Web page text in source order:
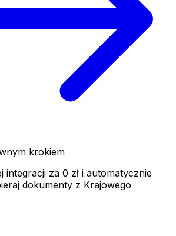
krokiem
integracji za 0 zł i automatycznie
dokumenty z Krajowego